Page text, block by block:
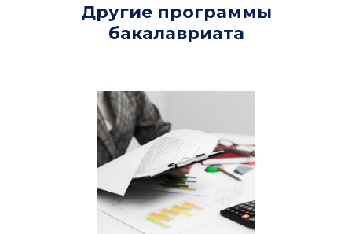
Другие программы
бакалавриата